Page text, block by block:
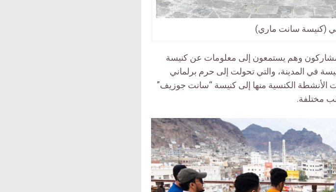
(كنيسة سانت ماري)
وهم يستمعون إلى معلومات عن كنيسة
في المدينة، والتي تحولت إلى حرم برلماني
الكنسية منها إلى كنيسة “سانت جوزيف”
مختلفة.